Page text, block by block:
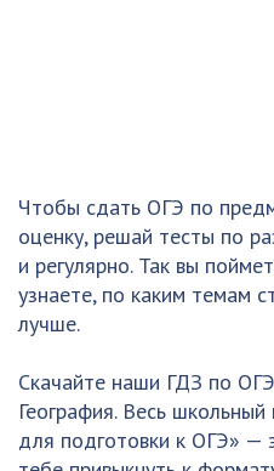
Чтобы сдать ОГЭ по
оценку, решай тесты по
и регулярно. Так вы
узнаете, по каким темам
лучше.
Скачайте наши ГДЗ по
География. Весь
для подготовки к ОГЭ» —